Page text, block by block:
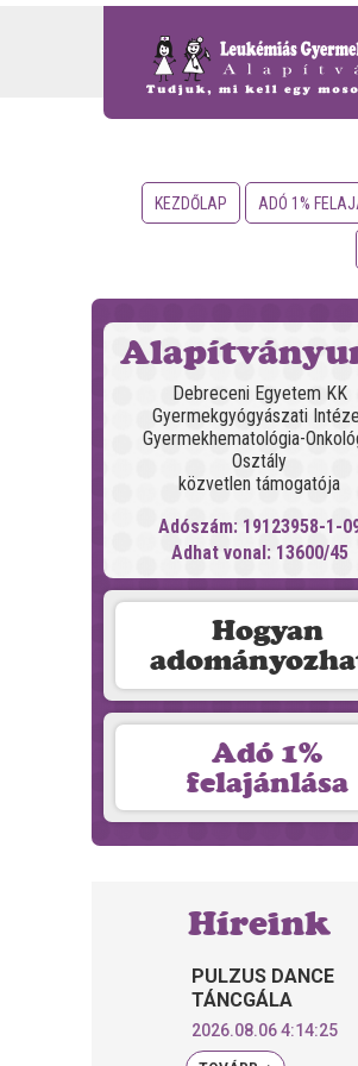
KEZDŐLAP ADÓ 1%
Debreceni Egyetem KK
Gyermekgyógyászati
Gyermekhematológia-
Osztály
közvetlen támogatója
Adószám: 19123958-1-
Adhat vonal: 13600/45
Hogyan
Adó 1%
felajánlása
Híreink
PULZUS DANCE
TÁNCGÁLA
2026.08.06 4:14:25